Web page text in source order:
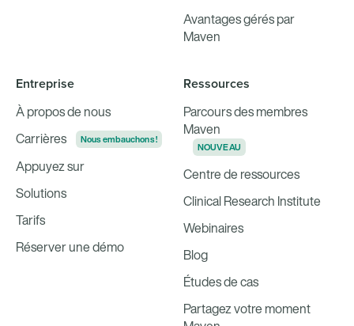
Avantages gérés par
Maven
Entreprise
À propos de nous
Carrières
Nous embauchons !
Appuyez sur
Solutions
Tarifs
Réserver une démo
Ressources
Parcours des membres
Maven
NOUVEAU
Centre de ressources
Clinical Research Institute
Webinaires
Blog
Études de cas
Partagez votre moment